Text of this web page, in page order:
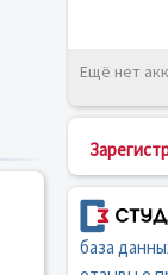
Ещё нет
база